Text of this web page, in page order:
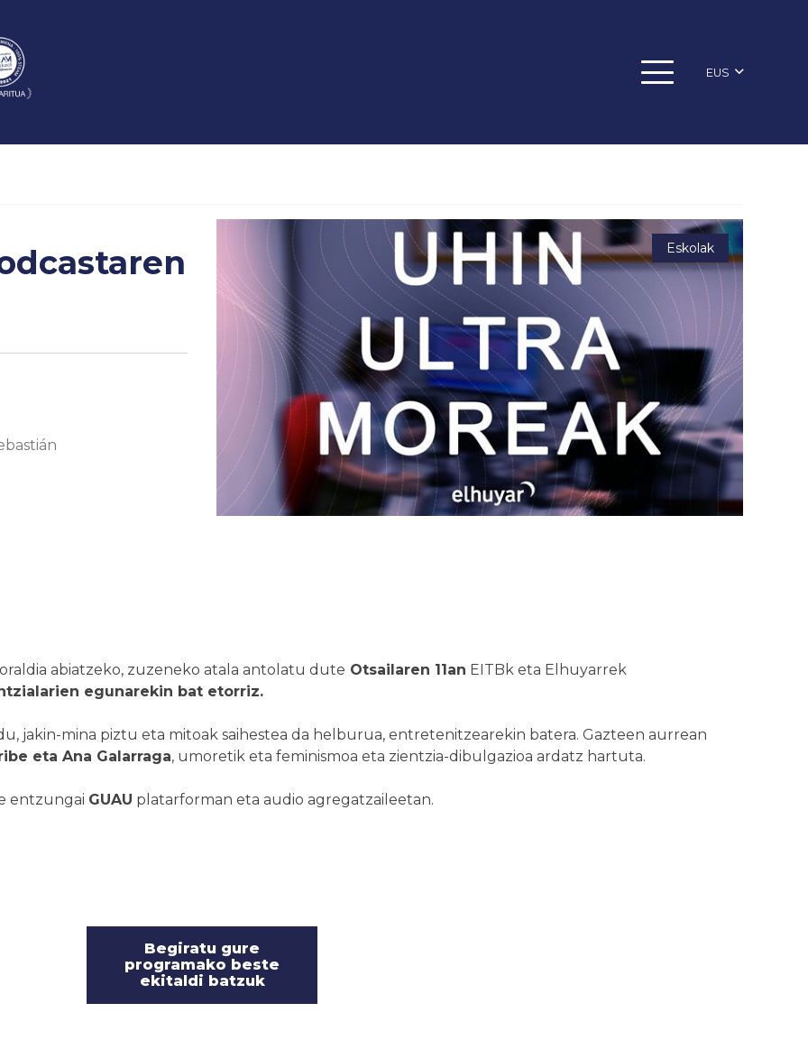
EUS
Eskolak
abiatzeko, zuzeneko atala antolatu dute Otsailaren 11an EITBk eta Elhuyarrek
egunarekin bat etorriz.
jakin-mina piztu eta mitoak saihestea da helburua, entretenitzearekin batera. Gazteen aurrean
eta Ana Galarraga, umoretik eta feminismoa eta zientzia-dibulgazioa ardatz hartuta.
entzungai GUAU platarforman eta audio agregatzaileetan.
Begiratu gure
programako beste
ekitaldi batzuk